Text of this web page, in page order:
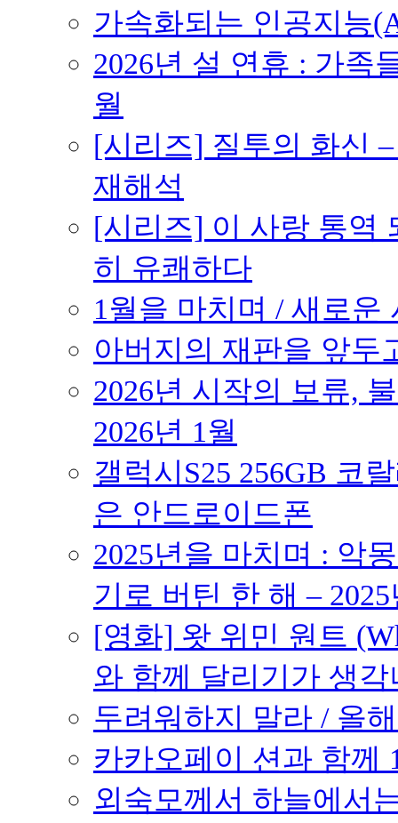
가속화되는 인공지능
2026년 설 연휴 : 가족
월
[시리즈] 질투의 화신
재해석
[시리즈] 이 사랑 통역
히 유쾌하다
1월을 마치며 / 새로운
아버지의 재판을 앞두
2026년 시작의 보류,
2026년 1월
갤럭시S25 256GB 코
은 안드로이드폰
2025년을 마치며 : 악
기로 버틴 한 해 –
[영화] 왓 위민 원트
와 함께 달리기가 생각
두려워하지 말라 / 올
카카오페이 션과 함께
외숙모께서 하늘에서